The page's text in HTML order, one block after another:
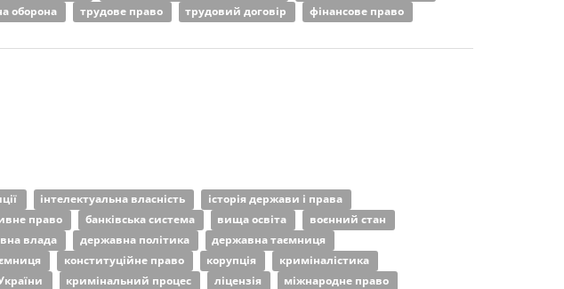
оборона трудове право трудовий договір
фінансове право
інтелектуальна власність
історія держави і права
право банківська система вища освіта
воєнний стан
влада державна політика
державна таємниця
конституційне право корупція
криміналістика
кримінальний процес ліцензія
міжнародне право